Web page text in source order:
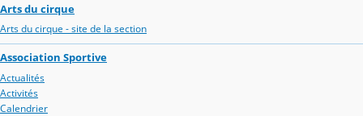
Arts du cirque
Arts du cirque - site de la section
Association Sportive
Actualités
Activités
Calendrier